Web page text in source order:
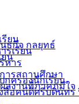
รียน
ธกิจ กลยุทธ์
รเรียน
น
หาร
ารสถานศึกษา
กครองนักเรียน
ลงานที่ภาคภูมิใจ
สือคนดีศรีบดินทร